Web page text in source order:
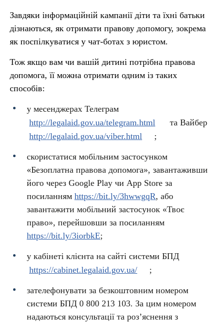
Завдяки інформаційній кампанії діти та їхні батьки
дізнаються, як отримати правову допомогу, зокрема
як поспілкуватися у чат-ботах з юристом.
Тож якщо вам чи вашій дитині потрібна правова
допомога, її можна отримати одним із таких
способів:
у месенджерах Телеграм
http://legalaid.gov.ua/telegram.html
та Вайбер
http://legalaid.gov.ua/viber.html
;
скористатися мобільним застосунком
«Безоплатна правова допомога», завантаживши
його через Google Play чи App Store за
посиланням https://bit.ly/3hwwgqR, або
завантажити мобільний застосунок «Твоє
право», перейшовши за посиланням
https://bit.ly/3iorbkE;
у кабінеті клієнта на сайті системи БПД
https://cabinet.legalaid.gov.ua/
;
зателефонувати за безкоштовним номером
системи БПД 0 800 213 103. За цим номером
надаються консультації та роз’яснення з